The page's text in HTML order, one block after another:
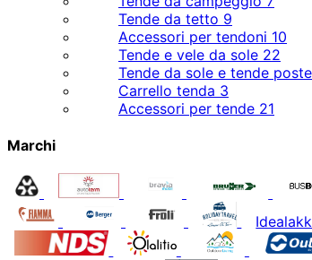
Tende da tetto 9
Accessori per tendoni 10
Tende e vele da sole 22
Tende da sole e tende
Carrello tenda 3
Accessori per tende 21
Marchi